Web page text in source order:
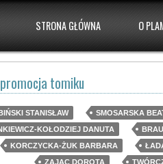
STRONA GŁÓWNA O
promocja tomiku
STANISŁAW
SMOSARSKA
KOŁODZIEJ DANUTA
KORCZYCKA-ŻUK BARBARA
ZAJĄC DOROTA